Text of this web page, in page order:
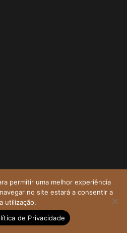
All Rights Reserved – Direitos
por:pedroferraz.com
permitir uma melhor experiência
no site estará a consentir a
utilização.
de Privacidade